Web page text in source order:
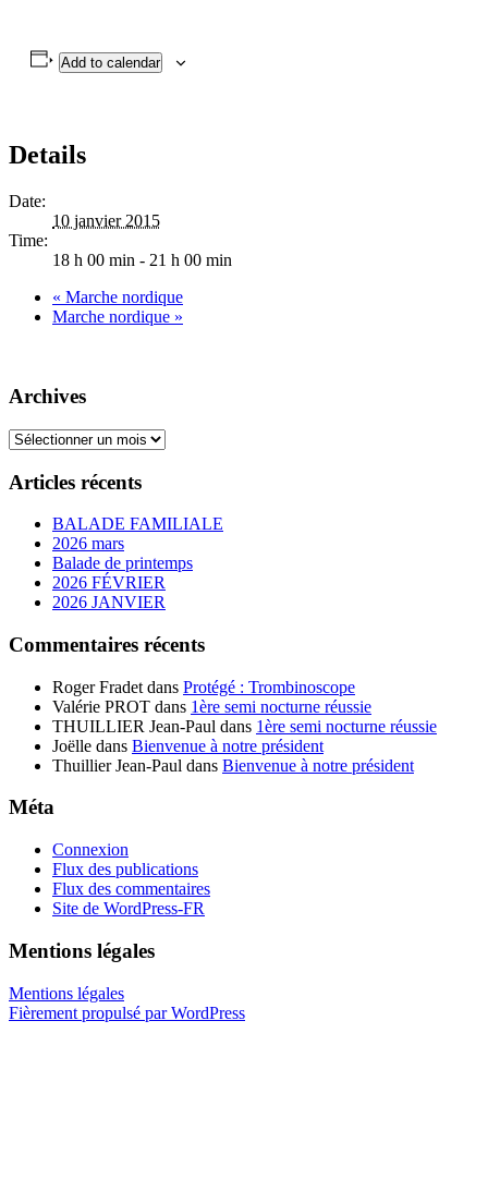
Add to calendar
Details
Date:
10 janvier 2015
Time:
18 h 00 min - 21 h 00 min
« Marche nordique
Marche nordique »
Archives
Archives
Articles récents
BALADE FAMILIALE
2026 mars
Balade de printemps
2026 FÉVRIER
2026 JANVIER
Commentaires récents
Roger Fradet dans Protégé : Trombinoscope
Valérie PROT dans 1ère semi nocturne réussie
THUILLIER Jean-Paul dans 1ère semi nocturne réussie
Joëlle dans Bienvenue à notre président
Thuillier Jean-Paul dans Bienvenue à notre président
Méta
Connexion
Flux des publications
Flux des commentaires
Site de WordPress-FR
Mentions légales
Mentions légales
Fièrement propulsé par WordPress